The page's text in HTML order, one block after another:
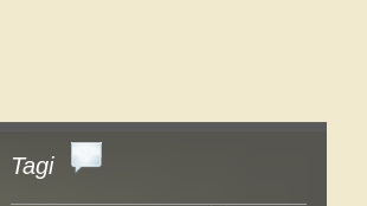
Tagi